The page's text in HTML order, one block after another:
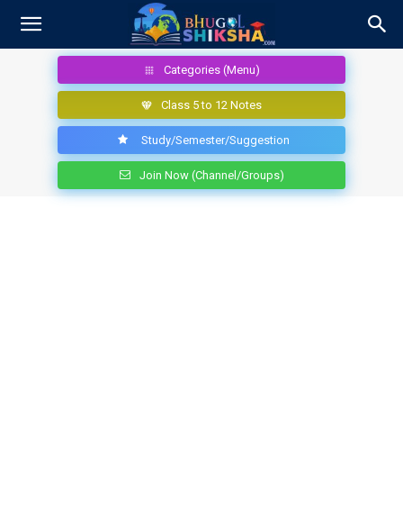
Categories (Menu)
Class 5 to 12 Notes
Study/Semester/Suggestion
Join Now (Channel/Groups)